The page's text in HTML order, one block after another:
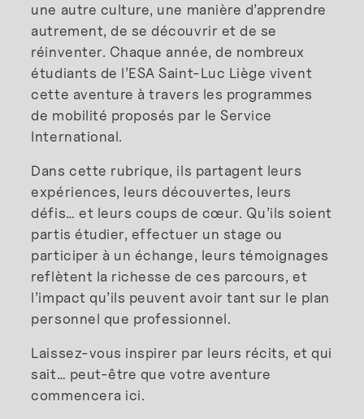
une autre culture, une manière d’apprendre
autrement, de se découvrir et de se
réinventer. Chaque année, de nombreux
étudiants de l’ESA Saint-Luc Liège vivent
cette aventure à travers les programmes
de mobilité proposés par le Service
International.
Dans cette rubrique, ils partagent leurs
expériences, leurs découvertes, leurs
défis… et leurs coups de cœur. Qu’ils soient
partis étudier, effectuer un stage ou
participer à un échange, leurs témoignages
reflètent la richesse de ces parcours, et
l’impact qu’ils peuvent avoir tant sur le plan
personnel que professionnel.
Laissez-vous inspirer par leurs récits, et qui
sait… peut-être que votre aventure
commencera ici.